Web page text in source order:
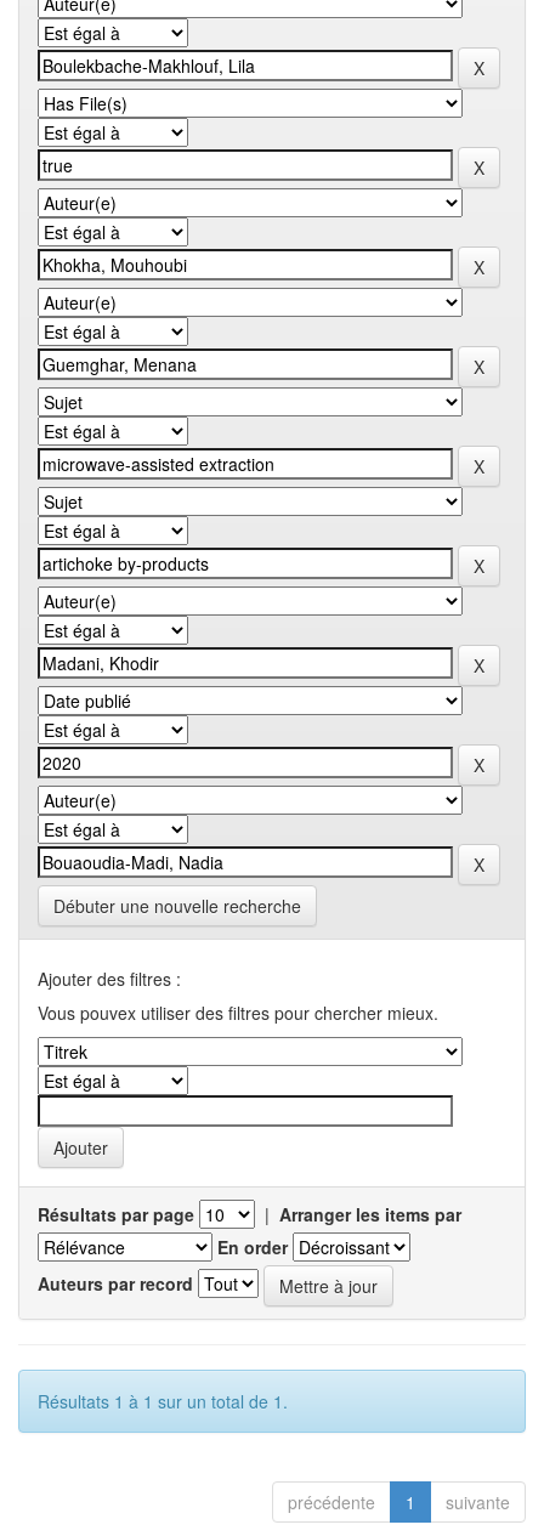
Débuter une nouvelle recherche
Ajouter des filtres :
Vous pouvex utiliser des filtres pour chercher mieux.
Résultats par page | Arranger les items par
En order
Auteurs par record
Résultats 1 à 1 sur un total de 1.
précédente 1 suivante